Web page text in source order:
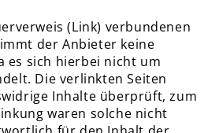
(Link) verbundenen
der Anbieter keine
es sich hierbei nicht um
Die verlinkten Seiten
Inhalte überprüft, zum
waren solche nicht